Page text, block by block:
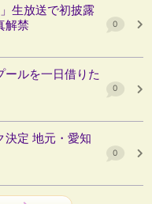
生放送で初披露
解禁
0
ールを一日借りた
0
決定 地元・愛知
0